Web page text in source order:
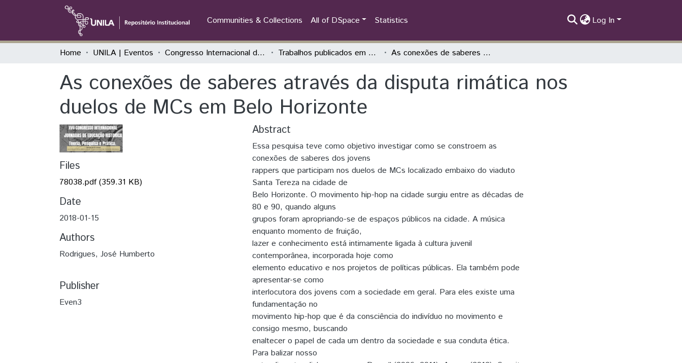
Communities & Collections All of DSpace Statistics Log In
Home UNILA | Eventos Congresso Internacional das Jornadas de Educação História - Teoria, Pesquisa e Prática Trabalhos publicados em Evento As conexões de saberes através da disputa rimática nos duelos de MCs em Belo Horizonte
As conexões de saberes através da disputa rimática nos
duelos de MCs em Belo Horizonte
Files
78038.pdf(359.31 KB)
Date
2018-01-15
Authors
Rodrigues, José Humberto
Publisher
Even3
Abstract
Essa pesquisa teve como objetivo investigar como se constroem as
conexões de saberes dos jovens
rappers que participam nos duelos de MCs localizado embaixo do viaduto
Santa Tereza na cidade de
Belo Horizonte. O movimento hip-hop na cidade surgiu entre as décadas de
80 e 90, quando alguns
grupos foram apropriando-se de espaços públicos na cidade. A música
enquanto momento de fruição,
lazer e conhecimento está intimamente ligada à cultura juvenil
contemporânea, incorporada hoje como
elemento educativo e nos projetos de políticas públicas. Ela também pode
apresentar-se como
interlocutora dos jovens com a sociedade em geral. Para eles existe uma
fundamentação no
movimento hip-hop que é da consciência do indivíduo no movimento e
consigo mesmo, buscando
enaltecer o papel de cada um dentro da sociedade e sua conduta ética.
Para balizar nosso